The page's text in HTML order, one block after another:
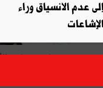
حول "مستقبل السلم
إلى عدم الانسياق وراء
الإشاعات